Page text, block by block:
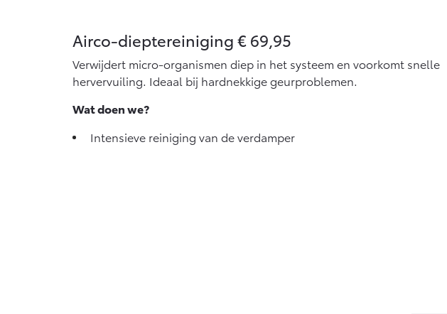
Airco-dieptereiniging € 69,95
Verwijdert micro-organismen diep in het systeem en voorkomt snelle
hervervuiling. Ideaal bij hardnekkige geurproblemen.
Wat doen we?
Intensieve reiniging van de verdamper